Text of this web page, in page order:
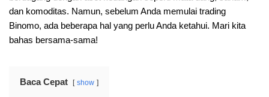
dan komoditas. Namun, sebelum Anda memulai trading
Binomo, ada beberapa hal yang perlu Anda ketahui. Mari kita
bahas bersama-sama!
Baca Cepat show